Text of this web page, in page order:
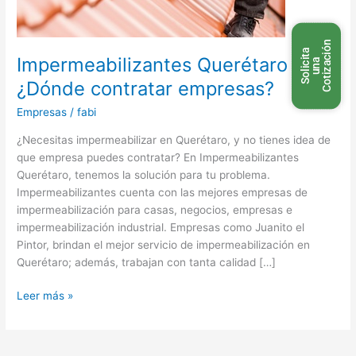
Impermeabilizantes Querétaro
¿Dónde contratar empresas?
Empresas /fabi
¿Necesitas impermeabilizar en Querétaro, y no tienes idea de
que empresa puedes contratar? En Impermeabilizantes
Querétaro, tenemos la solución para tu problema.
Impermeabilizantes cuenta con las mejores empresas de
impermeabilización para casas, negocios, empresas e
impermeabilización industrial. Empresas como Juanito el
Pintor, brindan el mejor servicio de impermeabilización en
Querétaro; además, trabajan con tanta calidad […]
Leer más »
S
o
l
i
c i
t
a
u
n a
C
o
t
i
z
a
c
i
ó n